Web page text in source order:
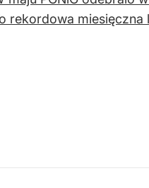
rekordowa miesięczna